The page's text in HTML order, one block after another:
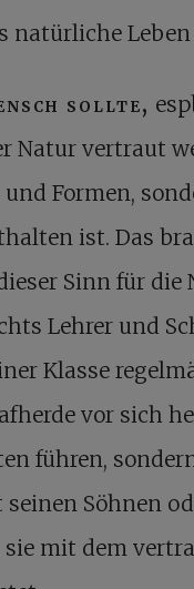
natürliche Leben
sollte,
Natur vertraut
Formen,
ist. Das
Sinn für
Lehrer und
Klasse
vor sich
führen,
seinen Söhnen
mit dem